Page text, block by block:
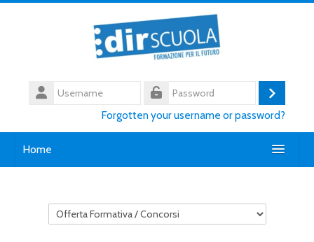
Username
Log
Forgotten your username or password?
Home
ContattiCourse categories